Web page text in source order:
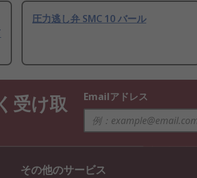
圧力逃し弁 SMC 10 バール
受け取
Emailアドレス
その他のサービス